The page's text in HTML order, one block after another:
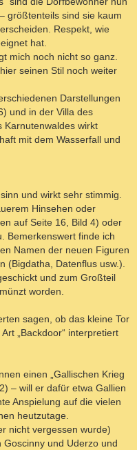
größtenteils sind sie kaum
Respekt, wie
hat.
mich noch nicht so ganz.
seinen Stil noch weiter
Darstellungen
und in der Villa des
Karnutenwaldes wirkt
mit dem Wasserfall und
und wirkt sehr stimmig.
Hinsehen oder
auf Seite 16, Bild 4) oder
Bemerkenswert finde ich
Namen der neuen Figuren
(Bigdatha, Datenflus usw.).
und zum Großteil
worden.
sagen, ob das kleine Tor
„Backdoor“ interpretiert
einen „Gallischen Krieg
– will er dafür etwa Gallien
Anspielung auf die vielen
heutzutage.
nicht vergessen wurde)
und Uderzo und